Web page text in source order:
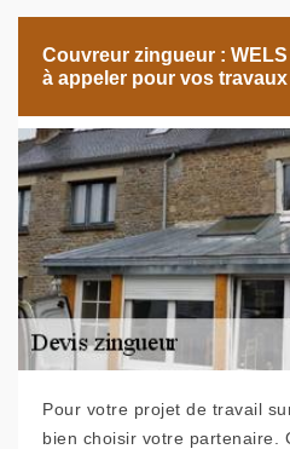
Couvreur zingueur :
à appeler pour vos
Pour votre projet de travail
bien choisir votre partenaire.